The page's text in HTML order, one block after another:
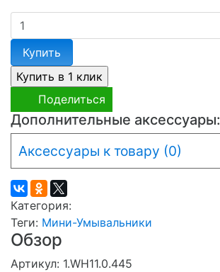
Купить
Поделиться
Дополнительные аксессуары:
Аксессуары к товару (0)
Категория:
Теги: Мини-Умывальники
Обзор
Артикул: 1.WH11.0.445